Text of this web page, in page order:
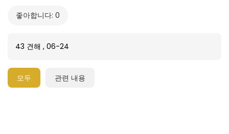
좋아합니다: 0
43 견해 , 06-24
모두 관련 내용